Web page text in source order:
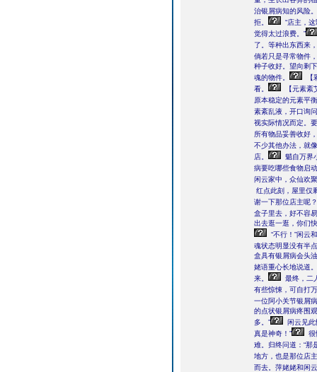
治银屑病知的风险。
拒。
“店主，
觉得太过浪费。”
了。等种出东西来
倘若只是寻常物件
种子收好。望向剩
魂的物件。
【
看。
【元素紊
原本稳定的元素平衡
素紊乱液，开口询
视实际情况而定。
所有物品妥善收好
不少其他办法，就
店。
魈自万界
病要吃哪些食物启
闲云家中，众仙欢
红点此刻，屋里仅
谢一下那位店主呢
盒子里去，好不容
出去逛一逛，你们
“不行！”闲云
魂状态明显没有半
盒具有银屑病会头
姥语重心长地说道。
来。
最终，二
有些惊悚，可自打
一位阿小关节银屑
的点状银屑病疼围
多。”
闲云见此
真是神奇！”
很
难。归终问道：“那
地方，也是那位店
而去。萍姥姥和闲